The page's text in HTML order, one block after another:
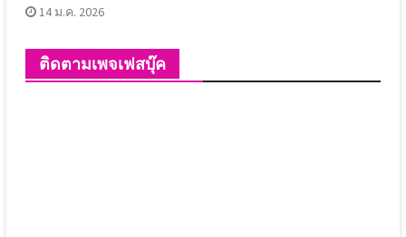
14 ม.ค. 2026
ติดตามเพจเฟสบุ๊ค